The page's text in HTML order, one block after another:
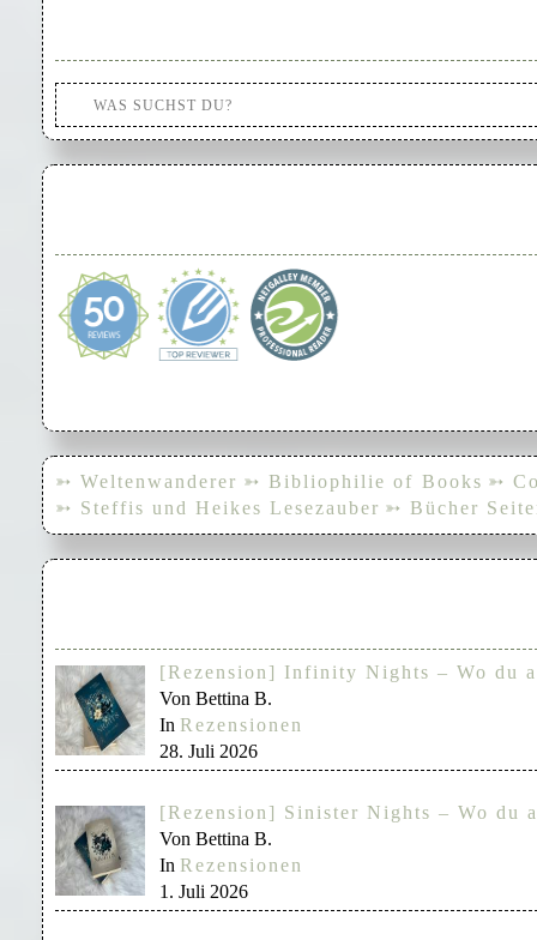
➳ Weltenwanderer ➳ Bibliophilie of Books ➳
➳ Steffis und Heikes Lesezauber ➳ Bücher
[Rezension] Infinity Nights – Wo du
Von Bettina B.
In Rezensionen
28. Juli 2026
[Rezension] Sinister Nights – Wo du
Von Bettina B.
In Rezensionen
1. Juli 2026